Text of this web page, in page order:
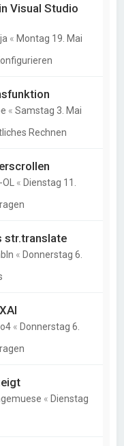
Visual Studio
« Montag 19. Mai
«Samstag 3. Mai
Rechnen
« Dienstag 11.
str.translate
« Donnerstag 6.
« Donnerstag 6.
« Dienstag